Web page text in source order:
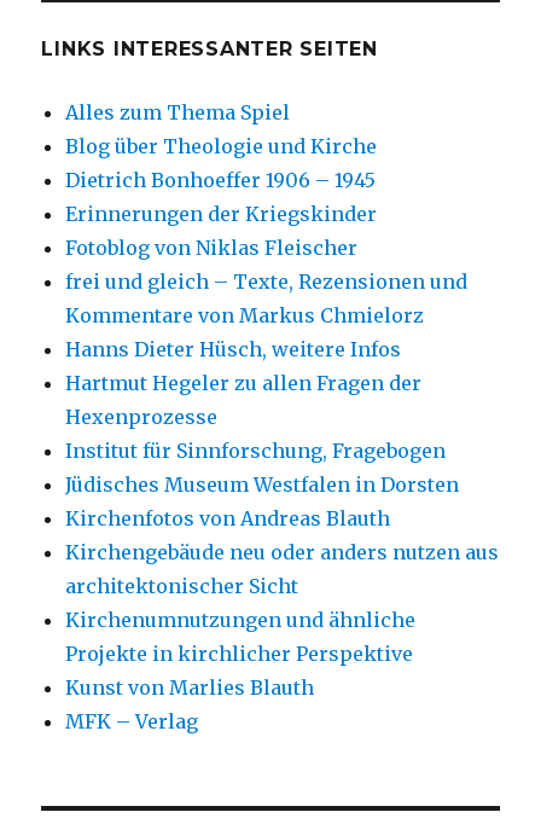
LINKS INTERESSANTER SEITEN
Alles zum Thema Spiel
Blog über Theologie und Kirche
Dietrich Bonhoeffer 1906 – 1945
Erinnerungen der Kriegskinder
Fotoblog von Niklas Fleischer
frei und gleich – Texte, Rezensionen und
Kommentare von Markus Chmielorz
Hanns Dieter Hüsch, weitere Infos
Hartmut Hegeler zu allen Fragen der
Hexenprozesse
Institut für Sinnforschung, Fragebogen
Jüdisches Museum Westfalen in Dorsten
Kirchenfotos von Andreas Blauth
Kirchengebäude neu oder anders nutzen aus
architektonischer Sicht
Kirchenumnutzungen und ähnliche
Projekte in kirchlicher Perspektive
Kunst von Marlies Blauth
MFK – Verlag